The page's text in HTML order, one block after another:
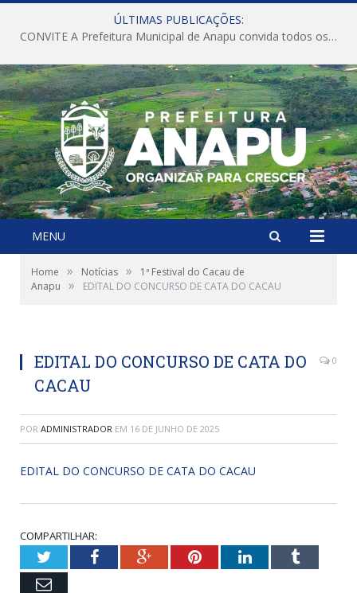
ÚLTIMAS PUBLICAÇÕES:
CONVITE A Prefeitura Municipal de Anapu convida todos os servidores públicos municipais para participarem da Audiência Pública de discussão da Lei de Diretrizes Orçamentárias (LDO), importante instrumento de planejamento das ações e investimentos da Administração Pública para o próximo exercício financeiro.
MENU
Home » Notícias »
1ª Festival do Cacau de
Anapu
» EDITAL DO CONCURSO DE CATA DO CACAU
EDITAL DO CONCURSO DE CATA DO
CACAU
0
POR ADMINISTRADOR EM 16 DE JUNHO DE 2025
EDITAL DO CONCURSO DE CATA DO CACAU
COMPARTILHAR:
TwitterFacebookGoogle+PinterestLinkedInTumblr
Email